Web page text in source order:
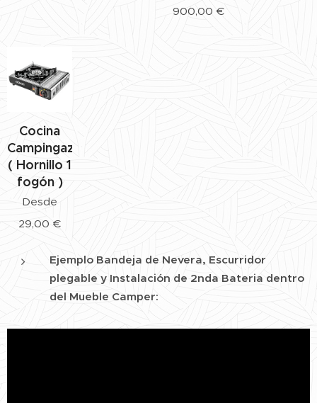
900,00 €
Cocina
Campingaz
( Hornillo 1
fogón )
Desde
29,00 €
Ejemplo Bandeja de Nevera, Escurridor
plegable y Instalación de 2nda Bateria dentro
del Mueble Camper: